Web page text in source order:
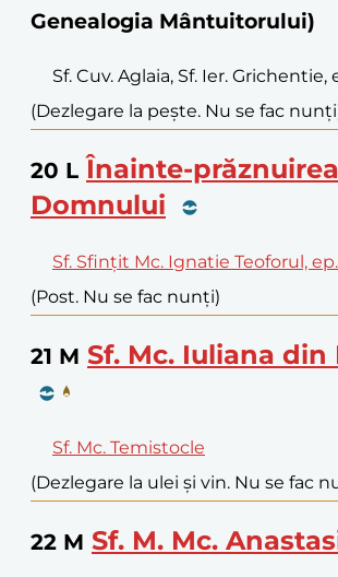
Genealogia Mântuitorului)
Sf. Cuv. Aglaia, Sf. Ier. Grichentie,
(Dezlegare la pește. Nu se fac
20 L Înainte-
Domnului
Sf. Sfințit Mc. Ignatie Teoforul,
(Post. Nu se fac nunți)
21 M Sf. Mc. Iuliana
Sf. Mc. Temistocle
(Dezlegare la ulei și vin. Nu se fac
22 M Sf. M. Mc.